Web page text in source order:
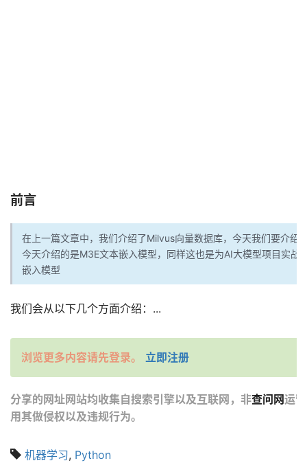
前言
在上一篇文章中，我们介绍了Milvus向量数据库，今天我们要介
今天介绍的是M3E文本嵌入模型，同样这也是为AI大模型项目实
嵌入模型
我们会从以下几个方面介绍：...
浏览更多内容请先登录。 立即注册
分享的网址网站均收集自搜索引擎以及互联网，非查问网运
用其做侵权以及违规行为。
机器学习, Python